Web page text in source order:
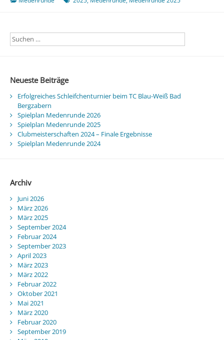
Neueste Beiträge
Erfolgreiches Schleifchenturnier beim TC Blau-Weiß Bad
Bergzabern
Spielplan Medenrunde 2026
Spielplan Medenrunde 2025
Clubmeisterschaften 2024 – Finale Ergebnisse
Spielplan Medenrunde 2024
Archiv
Juni 2026
März 2026
März 2025
September 2024
Februar 2024
September 2023
April 2023
März 2023
März 2022
Februar 2022
Oktober 2021
Mai 2021
März 2020
Februar 2020
September 2019